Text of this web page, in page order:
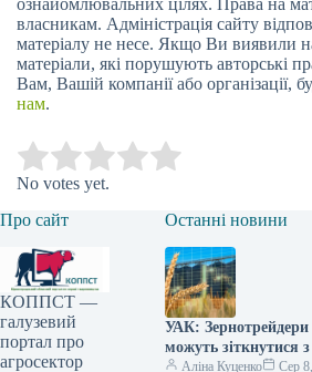
власникам. Адміністрація сайту
матеріалу не несе. Якщо Ви виявили
матеріали, які порушують авторські
Вам, Вашій компанії або організації,
нам.
Rate this item:
No votes yet.
Про сайт
КОППСТ —
галузевий
портал про
агросектор
Останні новини
УАК:
можуть зіткнутися
грошових коштів
Аліна Куценко
Сер